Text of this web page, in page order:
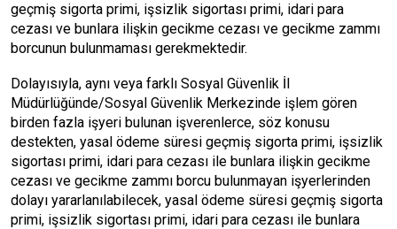
geçmiş sigorta primi, işsizlik sigortası primi, idari para
cezası ve bunlara ilişkin gecikme cezası ve gecikme zammı
borcunun bulunmaması gerekmektedir.
Dolayısıyla, aynı veya farklı Sosyal Güvenlik İl
Müdürlüğünde/Sosyal Güvenlik Merkezinde işlem gören
birden fazla işyeri bulunan işverenlerce, söz konusu
destekten, yasal ödeme süresi geçmiş sigorta primi, işsizlik
sigortası primi, idari para cezası ile bunlara ilişkin gecikme
cezası ve gecikme zammı borcu bulunmayan işyerlerinden
dolayı yararlanılabilecek, yasal ödeme süresi geçmiş sigorta
primi, işsizlik sigortası primi, idari para cezası ile bunlara